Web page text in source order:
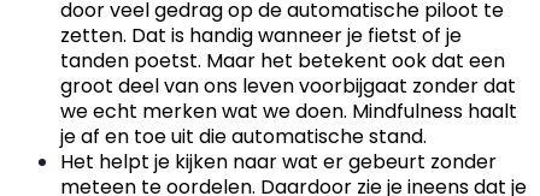
door veel gedrag op de automatische piloot te
zetten. Dat is handig wanneer je fietst of je
tanden poetst. Maar het betekent ook dat een
groot deel van ons leven voorbijgaat zonder dat
we echt merken wat we doen. Mindfulness haalt
je af en toe uit die automatische stand.
Het helpt je kijken naar wat er gebeurt zonder
meteen te oordelen. Daardoor zie je ineens dat je